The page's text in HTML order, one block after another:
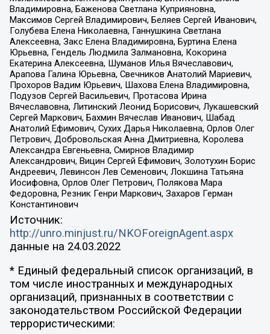
Владимировна, Баженова Светлана Куприяновна,
Максимов Сергей Владимирович, Беляев Сергей Иванович,
Голубева Елена Николаевна, Ганнушкина Светлана
Алексеевна, Закс Елена Владимировна, Буртина Елена
Юрьевна, Гендель Людмила Залмановна, Кокорина
Екатерина Алексеевна, Шуманов Илья Вячеславович,
Арапова Галина Юрьевна, Свечников Анатолий Мариевич,
Прохоров Вадим Юрьевич, Шахова Елена Владимировна,
Подузов Сергей Васильевич, Протасова Ирина
Вячеславовна, Литинский Леонид Борисович, Лукашевский
Сергей Маркович, Бахмин Вячеслав Иванович, Шабад
Анатолий Ефимович, Сухих Дарья Николаевна, Орлов Олег
Петрович, Добровольская Анна Дмитриевна, Королева
Александра Евгеньевна, Смирнов Владимир
Александрович, Вицин Сергей Ефимович, Золотухин Борис
Андреевич, Левинсон Лев Семенович, Локшина Татьяна
Иосифовна, Орлов Олег Петрович, Полякова Мара
Федоровна, Резник Генри Маркович, Захаров Герман
Константинович
Источник:
http://unro.minjust.ru/NKOForeignAgent.aspx
данные на 24.03.2022
* Единый федеральный список организаций, в
том числе иностранных и международных
организаций, признанных в соответствии с
законодательством Российской Федерации
террористическими: